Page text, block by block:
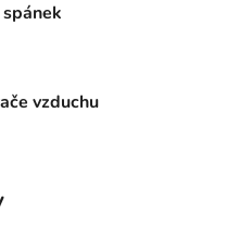
vzduchu